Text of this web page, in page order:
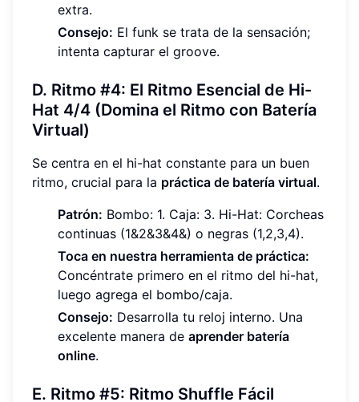
extra.
Consejo: El funk se trata de la sensación;
intenta capturar el groove.
D. Ritmo #4: El Ritmo Esencial de Hi-
Hat 4/4 (Domina el Ritmo con Batería
Virtual)
Se centra en el hi-hat constante para un buen
ritmo, crucial para la práctica de batería virtual.
Patrón: Bombo: 1. Caja: 3. Hi-Hat: Corcheas
continuas (1&2&3&4&) o negras (1,2,3,4).
Toca en nuestra herramienta de práctica:
Concéntrate primero en el ritmo del hi-hat,
luego agrega el bombo/caja.
Consejo: Desarrolla tu reloj interno. Una
excelente manera de aprender batería
online.
E. Ritmo #5: Ritmo Shuffle Fácil